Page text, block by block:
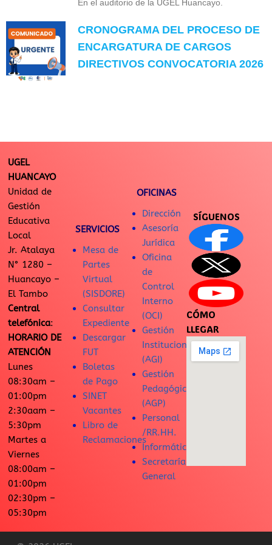
En el auditorio de la UGEL Huancayo.
CRONOGRAMA DEL PROCESO DE
ENCARGATURA DE CARGOS
DIRECTIVOS CONVOCATORIA 2026
UGEL
HUANCAYO
Unidad de
Gestión
Educativa
Local
Jr. Atalaya
N° 1280 –
Huancayo –
El Tambo
Central
telefónica:
HORARIO DE
ATENCIÓN
Lunes
08:30am –
01:00pm
2:30aam –
5:30pm
Martes a
Viernes
08:00am –
01:00pm
02:30pm –
05:30pm
SERVICIOS
Mesa de
Partes
Virtual
(SISDORE)
Consultar
Expediente
Descargar
FUT
Boletas
de Pago
SINET
Vacantes
Libro de
Reclamaciones
OFICINAS
Dirección
Asesoría
Jurídica
Oficina
de
Control
Interno
(OCI)
Gestión
Institucional
(AGI)
Gestión
Pedagógica
(AGP)
Personal
/RR.HH.
Informática
Secretaría
General
SÍGUENOS
CÓMO
LLEGAR